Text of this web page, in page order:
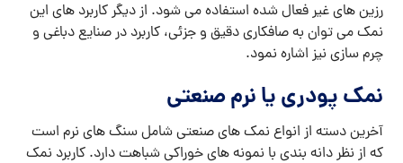
رزین های غیر فعال شده استفاده می شود. از دیگر کاربرد های این
نمک می توان به صافکاری دقیق و جزئی، کاربرد در صنایع دباغی و
چرم سازی نیز اشاره نمود.
نمک پودری یا نرم صنعتی
آخرین دسته از انواع نمک های صنعتی شامل سنگ های نرم است
که از نظر دانه بندی با نمونه های خوراکی شباهت دارد. کاربرد نمک